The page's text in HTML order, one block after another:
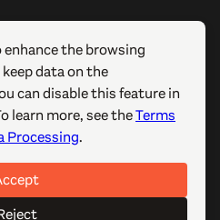
de Portugal. All rights
.
the browsing
data on the
can disable this feature in
learn more, see theTerms
Processing.